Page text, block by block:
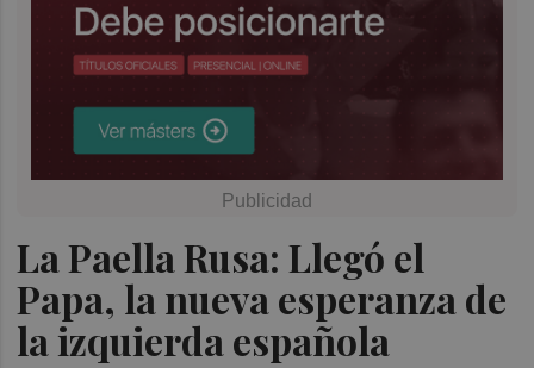
La Paella Rusa: Llegó el
Papa, la nueva esperanza de
la izquierda española